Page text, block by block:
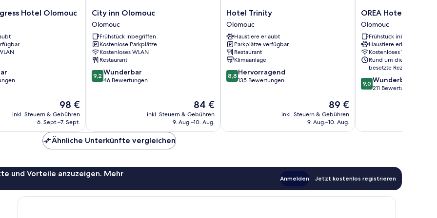
Hotel Olomouc
Der
Preis
beträgt
98 €
inkl. Steuern & Gebühren
6. Sept.–7. Sept.
City
inn
Olomouc
Olomouc
City inn Olomouc
Olomouc
Frühstück inbegriffen
Kostenlose Parkplätze
Kostenloses WLAN
Restaurant
9.2
von
9,2 Wunderbar
46 Bewertungen
Der
Preis
beträgt
84 €
inkl. Steuern & Gebühren
9. Aug.–10. Aug.
Hotel
Trinity
Olomouc
Hotel Trinity
Olomouc
Haustiere erlaubt
Parkplätze verfügbar
Restaurant
Klimaanlage
8.8
von
8,8 Hervorragend
135 Bewertungen
Der
Preis
beträgt
89 €
inkl. Steuern & Gebühren
9. Aug.–10. Aug.
OREA
Hotel
Arigone
Olomouc
Olomouc
OREA Hotel
Olomouc
Frühstück inbegriffen
Haustiere erlaubt
Kostenloses WLAN
Rund um die Uhr
besetzte Rezeption
9.0
von
9,0 Wunderbar
211 Bewertungen
Ähnliche Unterkünfte vergleichen
und Vorteile anzuzeigen. Mehr
Anmelden Jetzt kostenlos registrieren